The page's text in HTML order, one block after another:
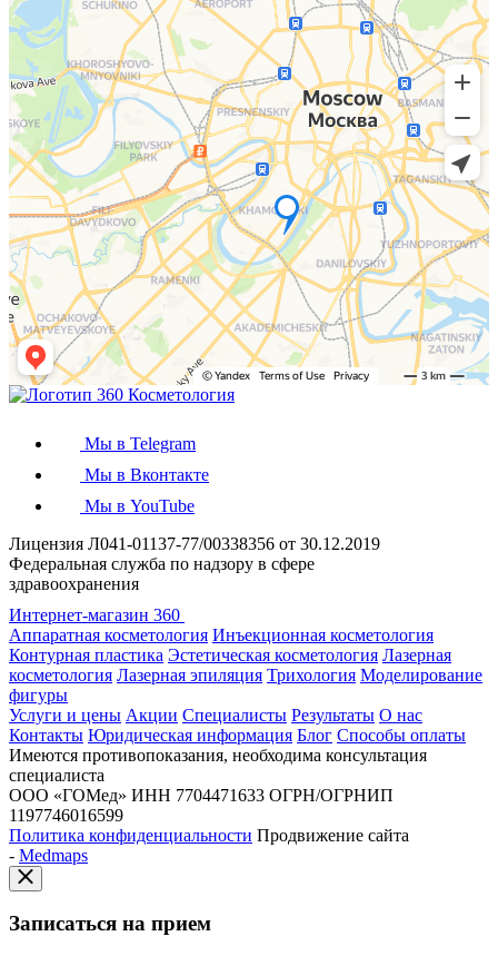
Мы в Telegram
Мы в Вконтакте
Мы в YouTube
Лицензия Л041-01137-77/00338356 от 30.12.2019
Федеральная служба по надзору в сфере
здравоохранения
Интернет-магазин 360
Аппаратная косметология Инъекционная косметология
Контурная пластика Эстетическая косметология Лазерная
косметология Лазерная эпиляция Трихология Моделирование
фигуры
Услуги и цены Акции Специалисты Результаты О нас
Контакты Юридическая информация Блог Способы оплаты
Имеются противопоказания, необходима консультация
специалиста
ООО «ГОМед» ИНН 7704471633 ОГРН/ОГРНИП
1197746016599
Политика конфиденциальности Продвижение сайта
- Medmaps
Записаться на прием